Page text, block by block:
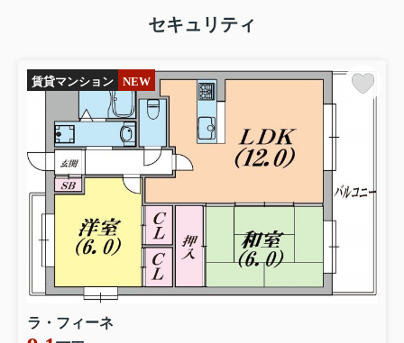
セキュリティ
賃貸マンション NEW
ラ・フィーネ